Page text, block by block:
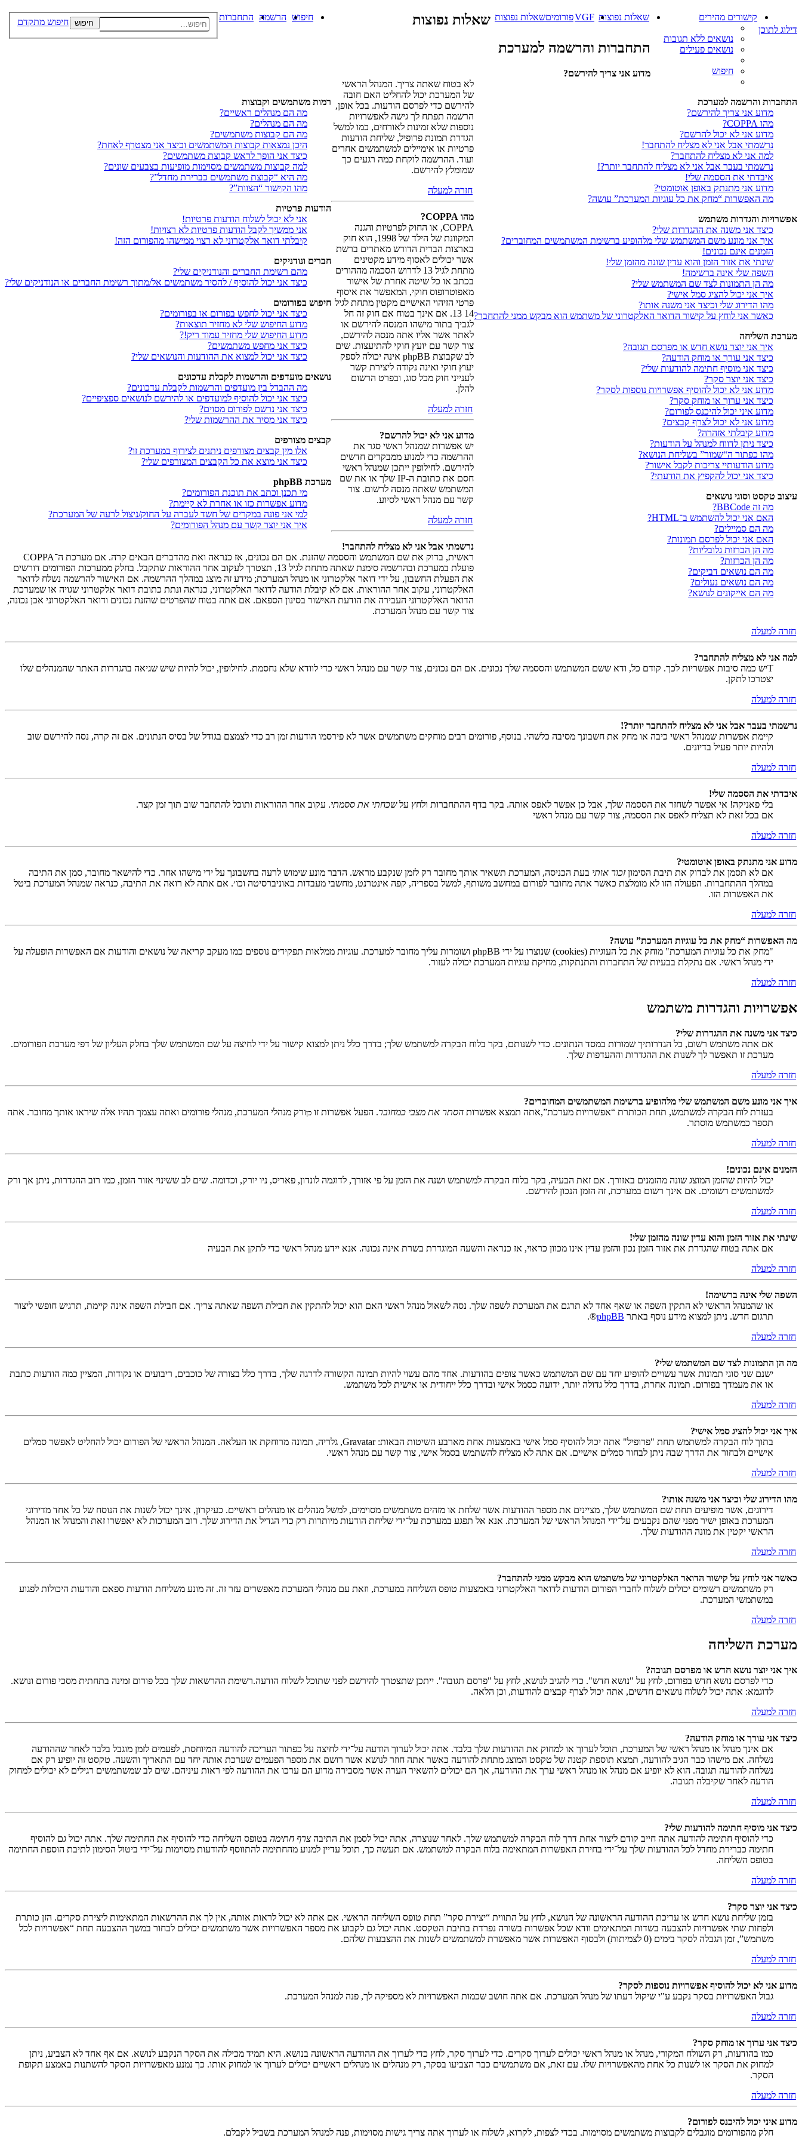
דילוג לתוכן
חיפוש חיפוש מתקדם קישורים מהירים
נושאים ללא תגובות
נושאים פעילים
חיפוש
שאלות נפוצות התחברות הרשמה VGFפורומיםשאלות נפוצות חיפוש שאלות נפוצות
התחברות והרשמה למערכת
מדוע אני צריך להירשם?
מהו COPPA?
מדוע אני לא יכול להרשם?
נרשמתי אבל אני לא מצליח להתחבר!
למה אני לא מצליח להתחבר?
נרשמתי בעבר אבל אני לא מצליח להתחבר יותר?!
איבדתי את הססמה שלי!
מדוע אני מתנתק באופן אוטומטי?
מה האפשרות “מחק את כל עוגיות המערכת” עושה?
אפשרויות והגדרות משתמש
כיצד אני משנה את ההגדרות שלי?
איך אני מונע משם המשתמש שלי מלהופיע ברשימת המשתמשים המחוברים?
הזמנים אינם נכונים!
שינתי את אזור הזמן והוא עדין שונה מהזמן שלי!
השפה שלי אינה ברשימה!
מה הן התמונות לצד שם המשתמש שלי?
איך אני יכול להציג סמל אישי?
מהו הדירוג שלי וכיצד אני משנה אותו?
כאשר אני לוחץ על קישור הדואר האלקטרוני של משתמש הוא מבקש ממני להתחבר?
מערכת השליחה
איך אני יוצר נושא חדש או מפרסם תגובה?
כיצד אני עורך או מוחק הודעה?
כיצד אני מוסיף חתימה להודעות שלי?
כיצד אני יוצר סקר?
מדוע אני לא יכול להוסיף אפשרויות נוספות לסקר?
כיצד אני ערוך או מוחק סקר?
מדוע איני יכול להיכנס לפורום?
מדוע אני לא יכול לצרף קבצים?
מדוע קיבלתי אזהרה?
כיצד ניתן לדווח למנהל על הודעות?
מהו כפתור ה“שמור” בשליחת הנושא?
מדוע הודעותיי צריכות לקבל אישור?
כיצד אני יכול להקפיץ את הודעתי?
עיצוב טקסט וסוגי נושאים
מה זה BBCode?
האם אני יכול להשתמש ב־HTML?
מה הם סמיילים?
האם אני יכול לפרסם תמונות?
מה הן הכרזות גלובליות?
מה הן הכרזות?
מה הם נושאים דביקים?
מה הם נושאים נעולים?
מה הם אייקונים לנושא?
רמות משתמשים וקבוצות
מה הם מנהלים ראשיים?
מה הם מנהלים?
מה הם קבוצות משתמשים?
היכן נמצאות קבוצות המשתמשים וכיצד אני מצטרף לאחת?
כיצד אני הופך לראש קבוצת משתמשים?
למה קבוצות משתמשים מסוימות מופיעות בצבעים שונים?
מה היא “קבוצת משתמשים כברירת מחדל”?
מהו הקישור “הצוות”?
הודעות פרטיות
אני לא יכול לשלוח הודעות פרטיות!
אני ממשיך לקבל הודעות פרטיות לא רצויות!
קיבלתי דואר אלקטרוני לא רצוי ממישהו מהפורום הזה!
חברים ונודניקים
מהם רשימת החברים והנודניקים שלי?
כיצד אני יכול להוסיף / להסיר משתמשים אל/מתוך רשימת החברים או הנודניקים שלי?
חיפוש בפורומים
כיצד אני יכול לחפש בפורום או בפורומים?
מדוע החיפוש שלי לא מחזיר תוצאות?
מדוע החיפוש שלי מחזיר עמוד ריק!?
כיצד אני מחפש משתמשים?
כיצד אני יכול למצוא את ההודעות והנושאים שלי?
נושאים מועדפים והרשמות לקבלת עדכונים
מה ההבדל בין מועדפים והרשמות לקבלת עדכונים?
כיצד אני יכול להוסיף למועדפים או להירשם לנושאים ספציפיים?
כיצד אני נרשם לפורום מסוים?
כיצד אני מסיר את ההרשמות שלי?
קבצים מצורפים
אלו מין קבצים מצורפים ניתנים לצירוף במערכת זו?
כיצד אני מוצא את כל הקבצים המצורפים שלי?
מערכת phpBB
מי תכנן וכתב את תוכנת הפורומים?
מדוע אפשרות כזו או אחרת לא קיימת?
למי אני פונה במקרים של חשד לעברה על החוק/ניצול לרעה של המערכת?
איך אני יוצר קשר עם מנהל הפורומים?
התחברות והרשמה למערכת
מדוע אני צריך להירשם?
לא בטוח שאתה צריך. המנהל הראשי
של המערכת יכול להחליט האם חובה
להירשם כדי לפרסם הודעות. בכל אופן,
הרשמה תפתח לך גישה לאפשרויות
נוספות שלא זמינות לאורחים, כמו למשל
הגדרת תמונת פרופיל, שליחת הודעות
פרטיות או אימיילים למשתמשים אחרים
ועוד. ההרשמה לוקחת כמה רגעים כך
שמומלץ להירשם.
חזרה למעלה
מהו COPPA?
COPPA, או החוק לפרטיות והגנה
המקוונת של הילד של 1998, הוא חוק
בארצות הברית הדורש מאתרים ברשת
אשר יכולים לאסוף מידע מקטינים
מתחת לגיל 13 לדרוש הסכמה מההורים
בכתב או כל שיטה אחרת של אישור
מאפוטרופוס חוקי, המאפשר את איסוף
פרטי הזיהוי האישיים מקטין מתחת לגיל
14 13. אם אינך בטוח אם חוק זה חל
לגביך בתור מישהו המנסה להירשם או
לאתר אשר אליו אתה מנסה להירשם,
צור קשר עם יועץ חוקי להתיעצות. שים
לב שקבוצת phpBB אינה יכולה לספק
יעוץ חוקי ואינה נקודה ליצירת קשר
לענייני חוק מכל סוג, ובפרט הרשום
להלן.
חזרה למעלה
מדוע אני לא יכול להרשם?
יש אפשרות שמנהל ראשי סגר את
ההרשמה כדי למנוע ממבקרים חדשים
להירשם. לחילופין ייתכן שמנהל ראשי
חסם את כתובת ה-IP שלך או את שם
המשתמש שאתה מנסה לרשום. צור
קשר עם מנהל ראשי לסיוע.
חזרה למעלה
נרשמתי אבל אני לא מצליח להתחבר!
ראשית, בדוק את שם המשתמש והססמה שהזנת. אם הם נכונים, אז כנראה ואת מהדברים הבאים קרה. אם מערכת ה־COPPA
פועלת במערכת ובהרשמה סימנת שאתה מתחת לגיל 13, תצטרך לעקוב אחר ההוראות שתקבל. בחלק ממערכות הפורומים דורשים
את הפעלת החשבון, על ידי דואר אלקטרוני או מנהל המערכת; מידע זה מוצג במהלך ההרשמה. אם האישור להרשמה נשלח לדואר
האלקטרוני, עקוב אחר ההוראות. אם לא קיבלת הודעה לדואר האלקטרוני, כנראה ונתת כתובת דואר אלקטרוני שגויה או שמערכת
הדואר האלקטרוני העבירה את הודעת האישור בסינון הספאם. אם אתה בטוח שהפרטים שהזנת נכונים ודואר האלקטרוני אכן נכונה,
צור קשר עם מנהל המערכת.
חזרה למעלה
למה אני לא מצליח להתחבר?
Tיש כמה סיבות אפשריות לכך. קודם כל, ודא ששם המשתמש והססמה שלך נכונים. אם הם נכונים, צור קשר עם מנהל ראשי כדי לוודא שלא נחסמת. לחילופין, יכול להיות שיש שגיאה בהגדרות האתר שהמנהלים שלו
יצטרכו לתקן.
חזרה למעלה
נרשמתי בעבר אבל אני לא מצליח להתחבר יותר?!
קיימת אפשרות שמנהל ראשי כיבה או מחק את חשבונך מסיבה כלשהי. בנוסף, פורומים רבים מוחקים משתמשים אשר לא פירסמו הודעות זמן רב כדי לצמצם בגודל של בסיס הנתונים. אם זה קרה, נסה להירשם שוב
ולהיות יותר פעיל בדיונים.
חזרה למעלה
איבדתי את הססמה שלי!
בלי פאניקה! אי אפשר לשחזר את הססמה שלך, אבל כן אפשר לאפס אותה. בקר בדף ההתחברות ולחץ עלשכחתי את ססמתי. עקוב אחר ההוראות ותוכל להתחבר שוב תוך זמן קצר.
אם בכל זאת לא תצליח לאפס את הססמה, צור קשר עם מנהל ראשי
חזרה למעלה
מדוע אני מתנתק באופן אוטומטי?
אם לא תסמן את לבדוק את תיבת הסימוןזכור אותי בעת הכניסה, המערכת תשאיר אותך מחובר רק לזמן שנקבע מראש. הדבר מונע שימוש לרעה בחשבונך על ידי מישהו אחר. כדי להישאר מחובר, סמן את התיבה
במהלך ההתחברות. הפעולה הזו לא מומלצת כאשר אתה מחובר לפורום במחשב משותף, למשל בספריה, קפה אינטרנט, מחשבי מעבדות באוניברסיטה וכו׳. אם אתה לא רואה את התיבה, כנראה שמנהל המערכת ביטל
את האפשרות הזו.
חזרה למעלה
מה האפשרות “מחק את כל עוגיות המערכת” עושה?
"מחק את כל עוגיות המערכת" מוחק את כל העוגיות (cookies) שנוצרו על ידי phpBB ושומרות עליך מחובר למערכת. עוגיות ממלאות תפקידים נוספים כמו מעקב קריאה של נושאים והודעות אם האפשרות הופעלה על
ידי מנהל ראשי. אם נתקלת בבעיות של התחברות והתנתקות, מחיקת עוגיות המערכת יכולה לעזור.
חזרה למעלה
אפשרויות והגדרות משתמש
כיצד אני משנה את ההגדרות שלי?
אם אתה משתמש רשום, כל הגדרותיך שמורות במסד הנתונים. כדי לשנותם, בקר בלוח הבקרה למשתמש שלך; בדרך כלל ניתן למצוא קישור על ידי לחיצה על שם המשתמש שלך בחלק העליון של דפי מערכת הפורומים.
מערכת זו תאפשר לך לשנות את ההגדרות וההעדפות שלך.
חזרה למעלה
איך אני מונע משם המשתמש שלי מלהופיע ברשימת המשתמשים המחוברים?
בעזרת לוח הבקרה למשתמש, תחת הכותרת “אפשרויות מערכת”,אתה תמצא אפשרות הסתר את מצבי כמחובר. הפעל אפשרות זו כןורק מנהלי המערכת, מנהלי פורומים ואתה עצמך תהיו אלה שיראו אותך מחובר. אתה
תספר כמשתמש מוסתר.
חזרה למעלה
הזמנים אינם נכונים!
יכול להיות שהזמן המוצג שונה מהזמנים באזורך. אם זאת הבעיה, בקר בלוח הבקרה למשתמש ושנה את הזמן על פי אזורך, לדוגמה לונדון, פאריס, ניו יורק, וכדומה. שים לב ששינוי אזור הזמן, כמו רוב ההגדרות, ניתן אך ורק
למשתמשים רשומים. אם אינך רשום במערכת, זה הזמן הנכון להירשם.
חזרה למעלה
שינתי את אזור הזמן והוא עדין שונה מהזמן שלי!
אם אתה בטוח שהגדרת את אזור הזמן נכון והזמן עדין אינו מכוון כראוי, אז כנראה והשעה המוגדרת בשרת אינה נכונה. אנא יידע מנהל ראשי כדי לתקן את הבעיה
חזרה למעלה
השפה שלי אינה ברשימה!
או שהמנהל הראשי לא התקין השפה או שאף אחד לא תרגם את המערכת לשפה שלך. נסה לשאול מנהל ראשי האם הוא יכול להתקין את חבילת השפה שאתה צריך. אם חבילת השפה אינה קיימת, תרגיש חופשי ליצור
תרגום חדש. ניתן למצוא מידע נוסף באתר phpBB
®.
חזרה למעלה
מה הן התמונות לצד שם המשתמש שלי?
ישנם שני סוגי תמונות אשר עשויים להופיע יחד עם שם המשתמש כאשר צופים בהודעות. אחד מהם עשוי להיות תמונה הקשורה לדרגה שלך, בדרך כלל בצורה של כוכבים, ריבועים או נקודות, המציין כמה הודעות כתבת
או את מעמדך בפורום. תמונה אחרת, בדרך כלל גדולה יותר, ידועה כסמל אישי ובדרך כלל ייחודית או אישית לכל משתמש.
חזרה למעלה
איך אני יכול להציג סמל אישי?
בתוך לוח הבקרה למשתמש תחת "פרופיל" אתה יכול להוסיף סמל אישי באמצעות אחת מארבע השיטות הבאות: Gravatar, גלריה, תמונה מרוחקת או העלאה. המנהל הראשי של הפורום יכול להחליט לאפשר סמלים
אישיים ולבחור את הדרך שבה ניתן לבחור סמלים אישיים. אם אתה לא מצליח להשתמש בסמל אישי, צור קשר עם מנהל ראשי.
חזרה למעלה
מהו הדירוג שלי וכיצד אני משנה אותו?
דירוגים, אשר מופיעים תחת שם המשתמש שלך, מציינים את מספר ההודעות אשר שלחת או מזהים משתמשים מסוימים, למשל מנהלים או מנהלים ראשיים. כעיקרון, אינך יכול לשנות את הנוסח של כל אחד מדירוגי
המערכת באופן ישיר מפני שהם נקבעים על־ידי המנהל הראשי של המערכת. אנא אל תפגע במערכת על־ידי שליחת הודעות מיותרות רק כדי הגדיל את הדירוג שלך. רוב המערכות לא יאפשרו זאת והמנהל או המנהל
הראשי יקטין את מונה ההודעות שלך.
חזרה למעלה
כאשר אני לוחץ על קישור הדואר האלקטרוני של משתמש הוא מבקש ממני להתחבר?
רק משתמשים רשומים יכולים לשלוח לחברי הפורום הודעות לדואר האלקטרוני באמצעות טופס השליחה במערכת, וזאת עם מנהלי המערכת מאפשרים עזר זה. זה מונע משליחת הודעות ספאם והודעות היכולות לפגוע
במשתמשי המערכת.
חזרה למעלה
מערכת השליחה
איך אני יוצר נושא חדש או מפרסם תגובה?
כדי לפרסם נושא חדש בפורום, לחץ על "נושא חדש". כדי להגיב לנושא, לחץ על "פרסם תגובה". ייתכן שתצטרך להירשם לפני שתוכל לשלוח הודעה.רשימת ההרשאות שלך בכל פורום זמינה בתחתית מסכי פורום ונושא.
לדוגמא: אתה יכול לשלוח נושאים חדשים, אתה יכול לצרף קבצים להודעות, וכן הלאה.
חזרה למעלה
כיצד אני עורך או מוחק הודעה?
אם אינך מנהל או מנהל ראשי של המערכת, תוכל לערוך או למחוק את ההודעות שלך בלבד. אתה יכול לערוך הודעה על־ידי לחיצה על כפתור העריכה להודעה המיוחסת, לפעמים לזמן מוגבל בלבד לאחר שההודעה
נשלחה. אם מישהו כבר הגיב להודעה, תמצא תוספת קטנה של טקסט המוצג מתחת להודעה כאשר אתה חוזר לנושא אשר רושם את מספר הפעמים שערכת אותה יחד עם התאריך והשעה. טקסט זה יופיע רק אם
נשלחה להודעה תגובה. הוא לא יופיע אם מנהל או מנהל ראשי ערך את ההודעה, אך הם יכולים להשאיר הערה אשר מסבירה מדוע הם ערכו את ההודעה לפי ראות עיניהם. שים לב שמשתמשים רגילים לא יכולים למחוק
הודעה לאחר שקיבלה תגובה.
חזרה למעלה
כיצד אני מוסיף חתימה להודעות שלי?
כדי להוסיף חתימה להודעה אתה חייב קודם ליצור אחת דרך לוח הבקרה למשתמש שלך. לאחר שנוצרה, אתה יכול לסמן את התיבהצרף חתימה בטופס השליחה כדי להוסיף את החתימה שלך. אתה יכול גם להוסיף
חתימה כברירת מחדל לכל ההודעות שלך על־ידי בחירת האפשרות המתאימה בלוח הבקרה למשתמש. אם תעשה כך, תוכל עדיין למנוע מהחתימה להתווסף להודעות מסוימות על־ידי ביטול הסימון לתיבת הוספת החתימה
בטופס השליחה.
חזרה למעלה
כיצד אני יוצר סקר?
בזמן שליחת נושא חדש או עריכת ההודעה הראשונה של הנושא, לחץ על התווית “יצירת סקר” תחת טופס השליחה הראשי. אם אתה לא יכול לראות אותה, אין לך את ההרשאות המתאימות ליצירת סקרים. הזן כותרת
ולפחות שתי אפשרויות להצבעה בשדות המתאימים וודא שכל אפשרות בשורה נפרדת בתיבת הטקסט. אתה יכול גם לקבוע את מספר האפשרויות אשר משתמשים יכולים לבחור במשך ההצבעה תחת “אפשרויות לכל
משתמש”, זמן הגבלה לסקר בימים (0 לצמיתות) ולבסוף האפשרות אשר מאפשרת למשתמשים לשנות את ההצבעות שלהם.
חזרה למעלה
מדוע אני לא יכול להוסיף אפשרויות נוספות לסקר?
גבול האפשרויות בסקר נקבע ע"י שיקול דעתו של מנהל המערכת. אם אתה חושב שכמות האפשרויות לא מספיקה לך, פנה למנהל המערכת.
חזרה למעלה
כיצד אני ערוך או מוחק סקר?
כמו בהודעות, רק השולח המקורי, מנהל או מנהל ראשי יכולים לערוך סקרים. כדי לערוך סקר, לחץ כדי לערוך את ההודעה הראשונה בנושא. היא תמיד מכילה את הסקר הנקבע לנושא. אם אף אחד לא הצביע, ניתן
למחוק את הסקר או לשנות כל אחת מהאפשרויות שלו. עם זאת, אם משתמשים כבר הצביעו בסקר, רק מנהלים או מנהלים ראשיים יכולים לערוך או למחוק אותו. כך נמנע מאפשרויות הסקר להשתנות באמצע תקופת
הסקר.
חזרה למעלה
מדוע איני יכול להיכנס לפורום?
חלק מהפורומים מוגבלים לקבוצות משתמשים מסוימות. בכדי לצפות, לקרוא, לשלוח או לערוך אתה צריך גישות מסוימות, פנה למנהל המערכת בשביל לקבלם.